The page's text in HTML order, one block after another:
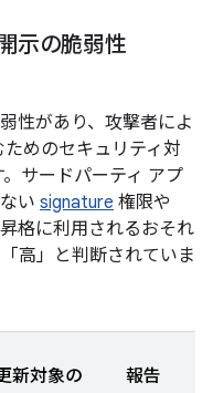
示の脆弱性
性があり、攻撃者によ
めのセキュリティ対
サードパーティ アプ
い signature 権限や
格に利用されるおそれ
高」と判断されていま
新対象の
報告